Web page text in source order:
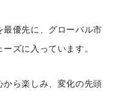
最優先に、グローバル市
ズに入っています。
ら楽しみ、変化の先頭